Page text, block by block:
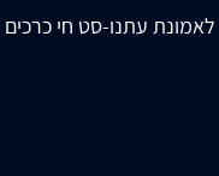
לאמונת עתנו-סט חי כרכים